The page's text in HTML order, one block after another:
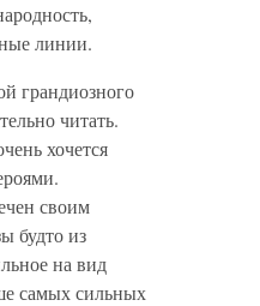
линии.
грандиозного
читать.
хочется
своим
будто из
на вид
самых сильных